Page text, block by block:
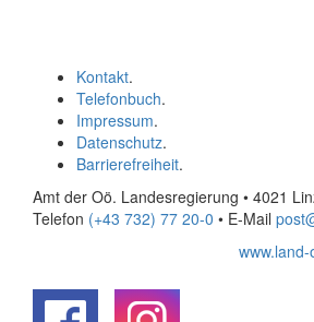
Kontakt.
Telefonbuch.
Impressum.
Datenschutz.
Barrierefreiheit.
Amt der Oö. Landesregierung • 4021
Telefon (+43 732) 77 20-0 • E-Mail